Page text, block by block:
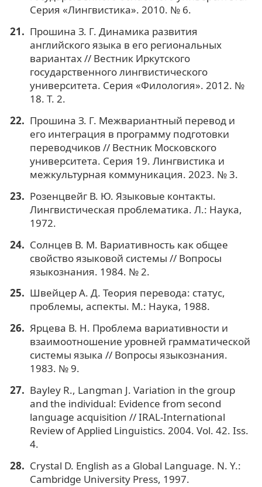
Серия «Лингвистика». 2010. № 6.
Прошина З. Г. Динамика развития
английского языка в его региональных
вариантах // Вестник Иркутского
государственного лингвистического
университета. Серия «Филология». 2012. №
18. Т. 2.
Прошина З. Г. Межвариантный перевод и
его интеграция в программу подготовки
переводчиков // Вестник Московского
университета. Серия 19. Лингвистика и
межкультурная коммуникация. 2023. № 3.
Розенцвейг В. Ю. Языковые контакты.
Лингвистическая проблематика. Л.: Наука,
1972.
Солнцев В. М. Вариативность как общее
свойство языковой системы // Вопросы
языкознания. 1984. № 2.
Швейцер А. Д. Теория перевода: статус,
проблемы, аспекты. М.: Наука, 1988.
Ярцева В. Н. Проблема вариативности и
взаимоотношение уровней грамматической
системы языка // Вопросы языкознания.
1983. № 9.
Bayley R., Langman J. Variation in the group
and the individual: Evidence from second
language acquisition // IRAL-International
Review of Applied Linguistics. 2004. Vol. 42. Iss.
4.
Crystal D. English as a Global Language. N. Y.:
Cambridge University Press, 1997.